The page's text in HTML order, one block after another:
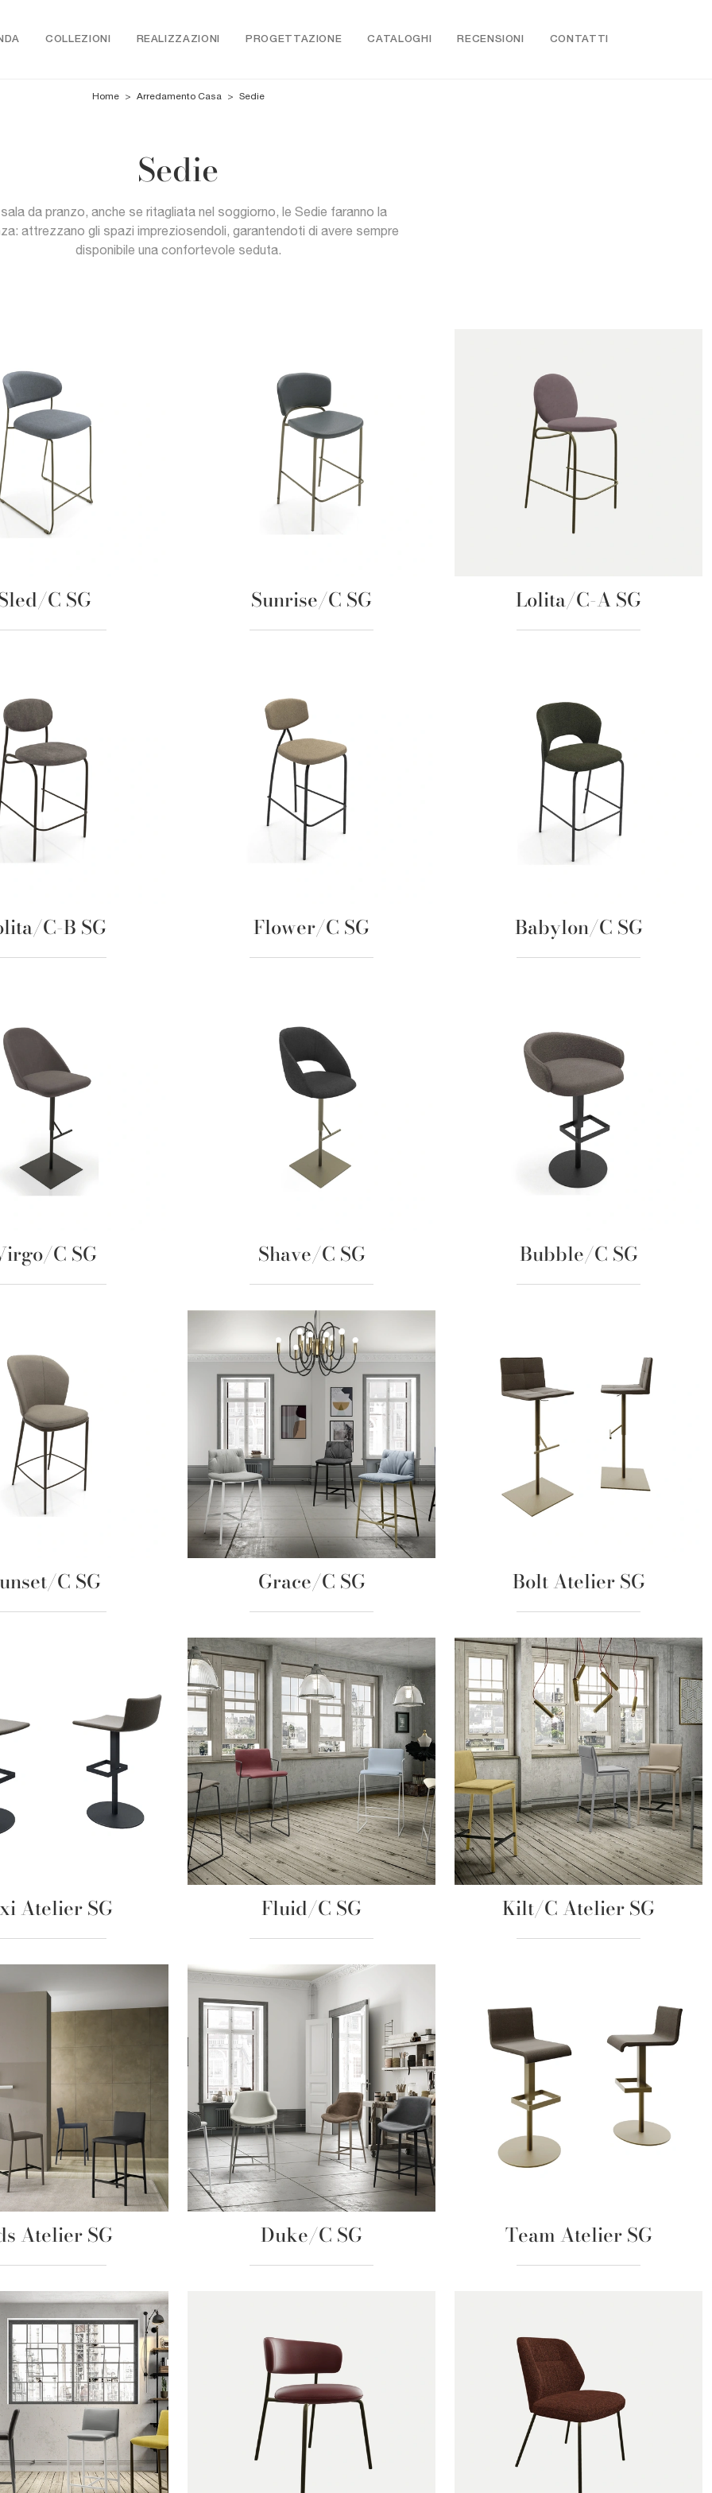
COLLEZIONI REALIZZAZIONI PROGETTAZIONE CATALOGHI RECENSIONI CONTATTI
Home > Arredamento Casa > Sedie
Sedie
da pranzo, anche se ritagliata nel soggiorno, le Sedie faranno la
attrezzano gli spazi impreziosendoli, garantendoti di avere sempre
disponibile una confortevole seduta.
C SG Sunrise/C SG Lolita/C-A SG
C-B SG Flower/C SG Babylon/C SG
C SG Shave/C SG Bubble/C SG
C SG Grace/C SG Bolt Atelier SG
Atelier SG Fluid/C SG Kilt/C Atelier SG
Atelier SG Duke/C SG Team Atelier SG